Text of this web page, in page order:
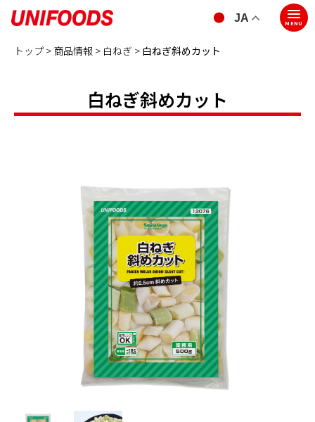
MENU
トップ > 商品情報 > 白ねぎ > 白ねぎ斜めカット
白ねぎ斜めカット
JA